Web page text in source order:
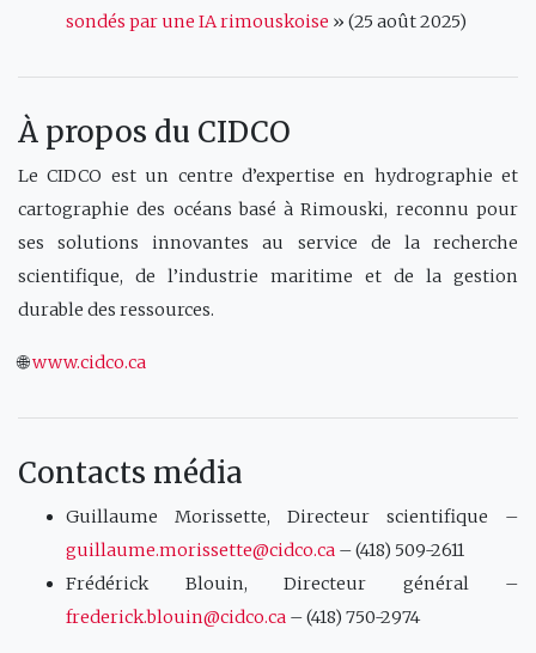
sondés par une IA rimouskoise » (25 août 2025)
À propos du CIDCO
Le CIDCO est un centre d’expertise en hydrographie et
cartographie des océans basé à Rimouski, reconnu pour
ses solutions innovantes au service de la recherche
scientifique, de l’industrie maritime et de la gestion
durable des ressources.
🌐www.cidco.ca
Contacts média
Guillaume Morissette, Directeur scientifique –
guillaume.morissette@cidco.ca – (418) 509-2611
Frédérick Blouin, Directeur général –
frederick.blouin@cidco.ca – (418) 750-2974